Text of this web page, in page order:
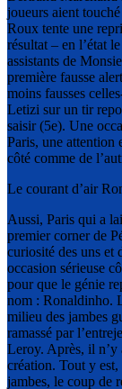
joueurs aient
Roux tente une
résultat – en l’état
assistants de
première fausse
moins fausses
Letizi sur un tir
saisir (5e). Une
Paris, une attention
côté comme de
Le courant d’air
Aussi, Paris qui a
premier corner de
curiosité des uns et
occasion sérieuse
pour que le génie
nom : Ronaldinho.
milieu des jambes
ramassé par
Leroy. Après, il n’y
création. Tout y est,
jambes, le coup de